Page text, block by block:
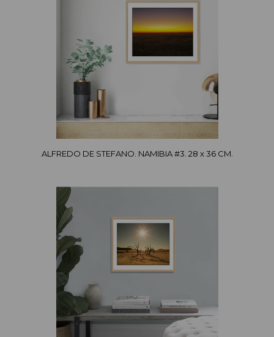
ALFREDO DE STEFANO. NAMIBIA #3. 28 x 36 CM.